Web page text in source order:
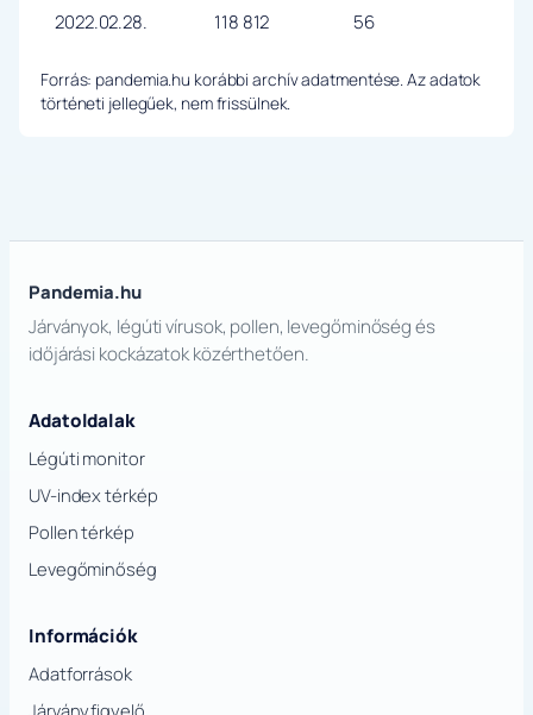
2022.02.28.
118 812 56
Forrás: pandemia.hu korábbi archív adatmentése. Az adatok
történeti jellegűek, nem frissülnek.
Pandemia.hu
Járványok, légúti vírusok, pollen, levegőminőség és
időjárási kockázatok közérthetően.
Adatoldalak
Légúti monitor
UV-index térkép
Pollen térkép
Levegőminőség
Információk
Adatforrások